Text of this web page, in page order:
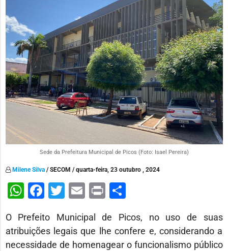
Sede da Prefeitura Municipal de Picos (Foto: Isael Pereira)
Milene Silva/ SECOM / quarta-feira, 23 outubro , 2024
WhatsApp
Facebook
Twitter
EmailPrint
O Prefeito Municipal de Picos, no uso de suas
atribuições legais que lhe confere e, considerando a
necessidade de homenagear o funcionalismo público